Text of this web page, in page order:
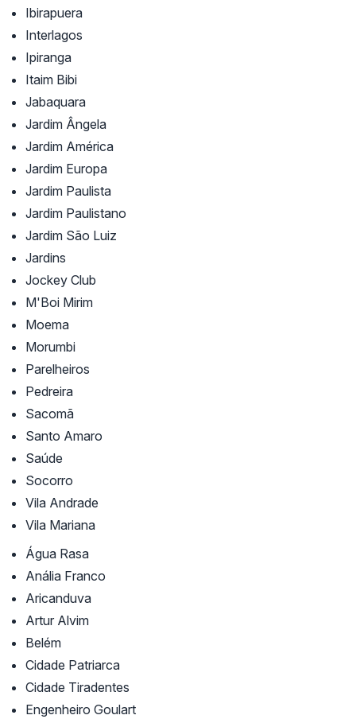
Ibirapuera
Interlagos
Ipiranga
Itaim Bibi
Jabaquara
Jardim Ângela
Jardim América
Jardim Europa
Jardim Paulista
Jardim Paulistano
Jardim São Luiz
Jardins
Jockey Club
M'Boi Mirim
Moema
Morumbi
Parelheiros
Pedreira
Sacomã
Santo Amaro
Saúde
Socorro
Vila Andrade
Vila Mariana
Água Rasa
Anália Franco
Aricanduva
Artur Alvim
Belém
Cidade Patriarca
Cidade Tiradentes
Engenheiro Goulart